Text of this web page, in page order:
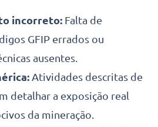
incorreto: Falta de
GFIP errados ou
ausentes.
Atividades descritas de
detalhar a exposição real
da mineração.